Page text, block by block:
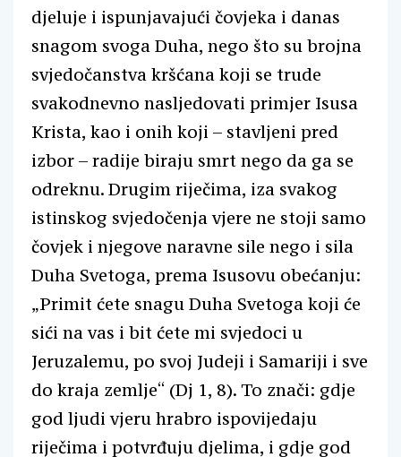
djeluje i ispunjavajući čovjeka i danas
snagom svoga Duha, nego što su brojna
svjedočanstva kršćana koji se trude
svakodnevno nasljedovati primjer Isusa
Krista, kao i onih koji – stavljeni pred
izbor – radije biraju smrt nego da ga se
odreknu. Drugim riječima, iza svakog
istinskog svjedočenja vjere ne stoji samo
čovjek i njegove naravne sile nego i sila
Duha Svetoga, prema Isusovu obećanju:
„Primit ćete snagu Duha Svetoga koji će
sići na vas i bit ćete mi svjedoci u
Jeruzalemu, po svoj Judeji i Samariji i sve
do kraja zemlje“ (Dj 1, 8). To znači: gdje
god ljudi vjeru hrabro ispovijedaju
riječima i potvrđuju djelima, i gdje god